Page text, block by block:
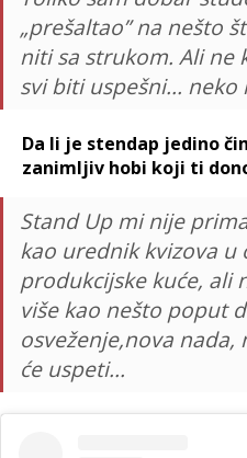
„prešaltao” na nešto
niti sa strukom. Ali ne
svi biti uspešni...
Da li je stendap jedino
zanimljiv hobi koji ti
Stand Up mi nije
kao urednik kvizova u
produkcijske kuće, ali
više kao nešto poput
osveženje,nova
će uspeti...